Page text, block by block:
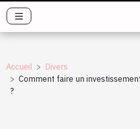
Accueil
Divers
Comment faire un
?